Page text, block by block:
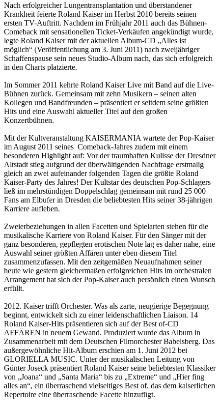
Nach erfolgreicher Lungentransplantation und überstandener
Krankheit feierte Roland Kaiser im Herbst 2010 bereits seinen
ersten TV-Auftritt. Nachdem im Frühjahr 2011 auch das Bühnen-
Comeback mit sensationellen Ticket-Verkäufen angekündigt wurde,
legte Roland Kaiser mit der aktuellen Album-CD „Alles ist
möglich“ (Veröffentlichung am 3. Juni 2011) nach zweijähriger
Schaffenspause sein neues Studio-Album nach, das sich erfolgreich
in den Charts platzierte.
Im Sommer 2011 kehrte Roland Kaiser Live mit Band auf die Live-
Bühnen zurück. Gemeinsam mit zehn Musikern – seinen alten
Kollegen und Bandfreunden – präsentiert er seitdem seine größten
Hits und eine Auswahl aktueller Titel auf den großen
Konzertbühnen.
Mit der Kultveranstaltung KAISERMANIA wartete der Pop-Kaiser
im August 2011 seines Comeback-Jahres zudem mit einem
besonderen Highlight auf: Vor der traumhaften Kulisse der Dresdner
Altstadt stieg aufgrund der überwältigenden Nachfrage erstmalig
gleich an zwei aufeinander folgenden Tagen die größte Roland
Kaiser-Party des Jahres! Der Kultstar des deutschen Pop-Schlagers
ließ im mehrstündigen Doppelschlag gemeinsam mit rund 25 000
Fans am Elbufer in Dresden die beliebtesten Hits seiner 38-jährigen
Karriere aufleben.
Zweierbeziehungen in allen Facetten und Spielarten stehen für die
musikalische Karriere von Roland Kaiser. Für den Sänger mit der
ganz besonderen, gepflegten erotischen Note lag es daher nahe, eine
Auswahl seiner größten Affären unter eben diesem Titel
zusammenzufassen. Mit den zeitgemäßen Neuaufnahmen seiner
heute wie gestern gleichermaßen erfolgreichen Hits im orchestralen
Arrangement hat sich der Pop-Kaiser auch persönlich einen Wunsch
erfüllt.
2012. Kaiser trifft Orchester. Was als zarte, neugierige Begegnung
beginnt, entwickelt sich zu einer leidenschaftlichen Liaison. 14
Roland Kaiser-Hits präsentieren sich auf der Best of-CD
AFFÄREN in neuem Gewand. Produziert wurde das Album in
Zusammenarbeit mit dem Deutschen Filmorchester Babelsberg. Das
außergewöhnliche Hit-Album erschien am 1. Juni 2012 bei
GLORIELLA MUSIC. Unter der musikalischen Leitung von
Günter Joseck präsentiert Roland Kaiser seine beliebtesten Klassiker
von „Joana“ und „Santa Maria“ bis zu „Extreme“ und „Hier fing
alles an“, ein überraschend vielseitiges Best of, das dem kaiserlichen
Repertoire eine überraschende Facette hinzufügt.